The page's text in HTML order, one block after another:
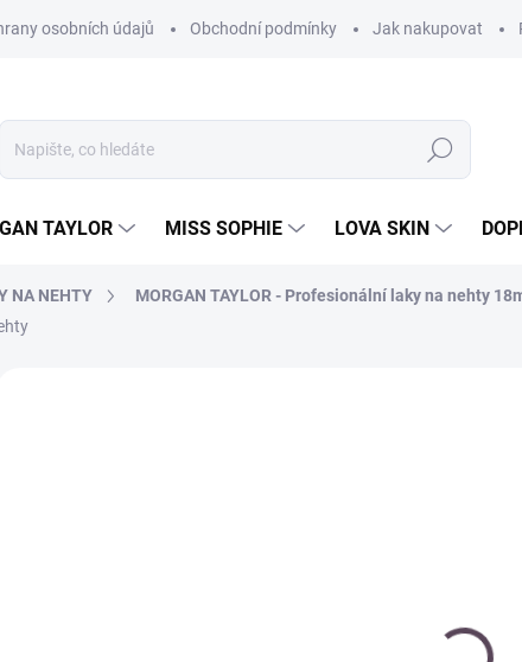
osobních údajů Obchodní podmínky Jak nakupovat
Hledat
TAYLOR MISS SOPHIE LOVA SKIN
NA NEHTY MORGAN TAYLOR - Profesionální laky na nehty